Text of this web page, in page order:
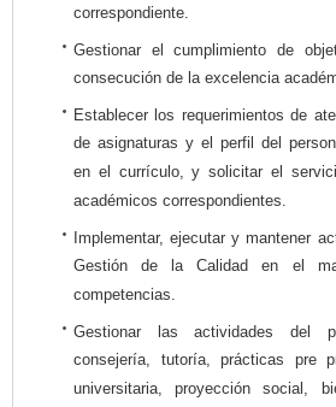
correspondiente.
Gestionar el cumplimiento de
consecución de la excelencia
Establecer los requerimientos de
de asignaturas y el perfil del
en el currículo, y solicitar el
académicos correspondientes.
Implementar, ejecutar y mantener
Gestión de la Calidad en el
competencias.
Gestionar las actividades del
consejería, tutoría, prácticas pre
universitaria, proyección social,